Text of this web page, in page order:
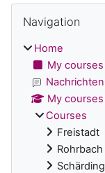
Blocks
Navigation
Home
My courses
Nachrichten
My courses
Courses
Freistadt
Rohrbach
Schärding